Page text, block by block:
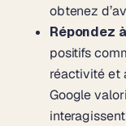
obtenez
Répondez
positifs
réactivité et
Google